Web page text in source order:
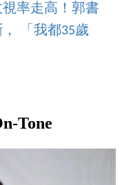
視率走高！郭書
「我都35歲
Tone